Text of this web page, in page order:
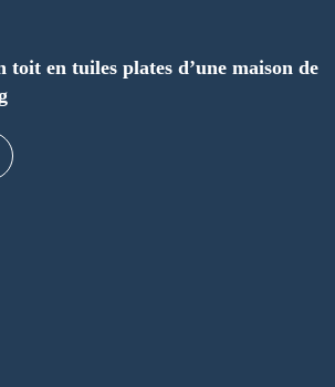
toit en tuiles plates d’une maison de